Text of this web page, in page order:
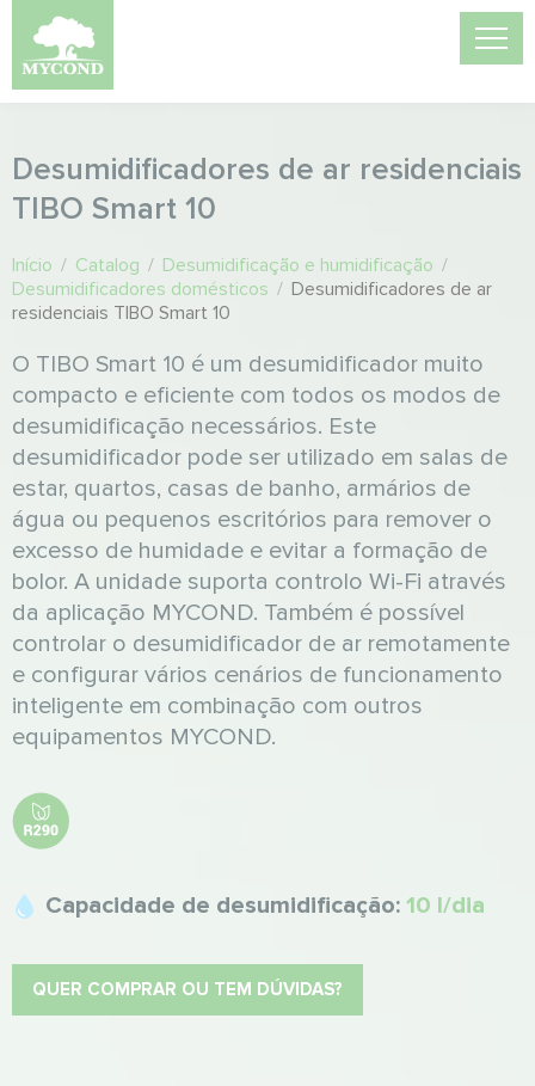
Desumidificadores de ar residenciais
TIBO Smart 10
Início / Catalog / Desumidificação e humidificação /
Desumidificadores domésticos / Desumidificadores de ar
residenciais TIBO Smart 10
O TIBO Smart 10 é um desumidificador muito
compacto e eficiente com todos os modos de
desumidificação necessários. Este
desumidificador pode ser utilizado em salas de
estar, quartos, casas de banho, armários de
água ou pequenos escritórios para remover o
excesso de humidade e evitar a formação de
bolor. A unidade suporta controlo Wi-Fi através
da aplicação MYCOND. Também é possível
controlar o desumidificador de ar remotamente
e configurar vários cenários de funcionamento
inteligente em combinação com outros
equipamentos MYCOND.
Capacidade de desumidificação: 10 l/dia
QUER COMPRAR OU TEM DÚVIDAS?